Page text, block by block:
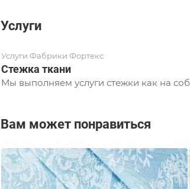
Услуги
Услуги Фабрики Фортекс
Стежка ткани
Мы выполняем услуги стежки как на
Вам может понравиться